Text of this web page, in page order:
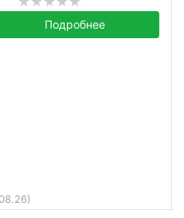
Подробнее